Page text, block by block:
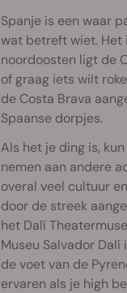
Spanje is een waar
wat betreft wiet. Het
noordoosten ligt de
of graag iets wilt
de Costa Brava
Spaanse dorpjes.
Als het je ding is,
nemen aan andere
overal veel cultuur
door de streek
het Dalí
Museu Salvador
de voet van de
ervaren als je high